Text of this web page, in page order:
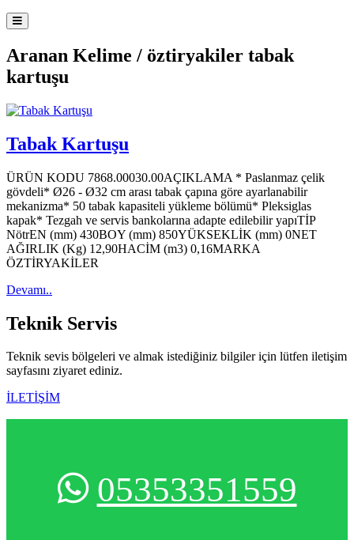
Aranan Kelime / öztiryakiler tabak
kartuşu
Tabak Kartuşu
ÜRÜN KODU 7868.00030.00AÇIKLAMA * Paslanmaz çelik
gövdeli* Ø26 - Ø32 cm arası tabak çapına göre ayarlanabilir
mekanizma* 50 tabak kapasiteli yükleme bölümü* Pleksiglas
kapak* Tezgah ve servis bankolarına adapte edilebilir yapıTİP
NötrEN (mm) 430BOY (mm) 850YÜKSEKLİK (mm) 0NET
AĞIRLIK (Kg) 12,90HACİM (m3) 0,16MARKA
ÖZTİRYAKİLER
Devamı..
Teknik Servis
Teknik sevis bölgeleri ve almak istediğiniz bilgiler için lütfen iletişim
sayfasını ziyaret ediniz.
İLETİŞİM
05353351559